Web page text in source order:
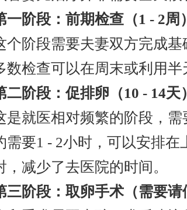
一阶段：前期检查（1 - 2周）
个阶段需要夫妻双方完成
数检查可以在周末或利用半
二阶段：促排卵（10 - 14天）
是就医相对频繁的阶段，
需要1 - 2小时，可以安排
，减少了去医院的时间。
三阶段：取卵手术（需要请